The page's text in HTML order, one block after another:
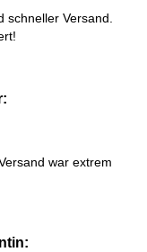
Versand.
war extrem